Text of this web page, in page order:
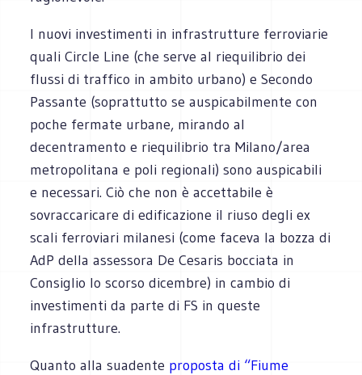
I nuovi investimenti in infrastrutture ferroviarie
quali Circle Line (che serve al riequilibrio dei
flussi di traffico in ambito urbano) e Secondo
Passante (soprattutto se auspicabilmente con
poche fermate urbane, mirando al
decentramento e riequilibrio tra Milano/area
metropolitana e poli regionali) sono auspicabili
e necessari. Ciò che non è accettabile è
sovraccaricare di edificazione il riuso degli ex
scali ferroviari milanesi (come faceva la bozza di
AdP della assessora De Cesaris bocciata in
Consiglio lo scorso dicembre) in cambio di
investimenti da parte di FS in queste
infrastrutture.
Quanto alla suadente proposta di “Fiume